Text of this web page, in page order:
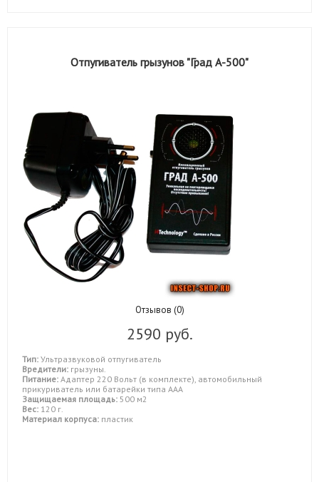
Отпугиватель грызунов "Град А-500"
Отзывов (0)
2590 руб.
Тип: Ультразвуковой отпугиватель
Вредители: грызуны.
Питание: Адаптер 220 Вольт (в комплекте), автомобильный
прикуриватель или батарейки типа ААА
Защищаемая площадь: 500 м2
Вес: 120 г.
Материал корпуса: пластик